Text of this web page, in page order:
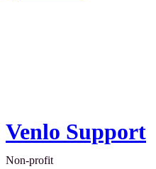
Venlo Support
Non-profit